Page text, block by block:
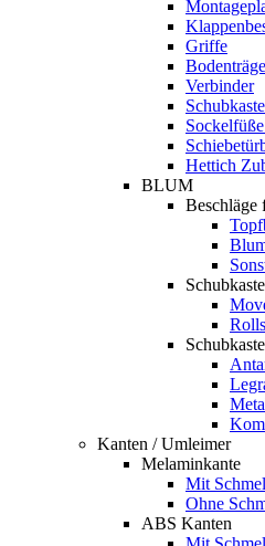
Griffe
Verbinder
Hettich
BLUM
Beschläge
Kanten / Umleimer
Melaminkante
Mit
Ohne
ABS Kanten